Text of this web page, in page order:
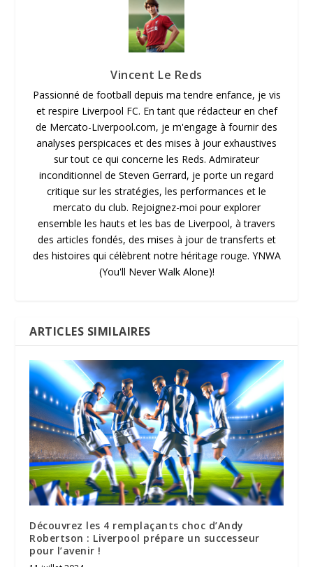
Vincent Le Reds
Passionné de football depuis ma tendre enfance, je vis
et respire Liverpool FC. En tant que rédacteur en chef
de Mercato-Liverpool.com, je m'engage à fournir des
analyses perspicaces et des mises à jour exhaustives
sur tout ce qui concerne les Reds. Admirateur
inconditionnel de Steven Gerrard, je porte un regard
critique sur les stratégies, les performances et le
mercato du club. Rejoignez-moi pour explorer
ensemble les hauts et les bas de Liverpool, à travers
des articles fondés, des mises à jour de transferts et
des histoires qui célèbrent notre héritage rouge. YNWA
(You'll Never Walk Alone)!
ARTICLES SIMILAIRES
Découvrez les 4 remplaçants choc d’Andy
Robertson : Liverpool prépare un successeur
pour l’avenir !